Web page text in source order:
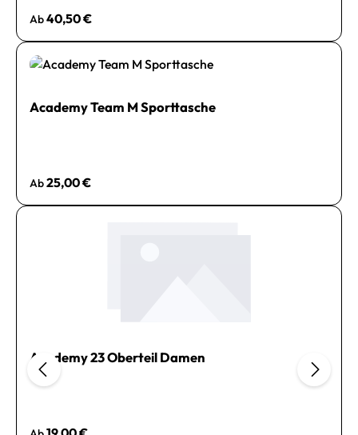
Regulärer Preis:
Ab40,50 €
Academy Team M Sporttasche
Regulärer Preis:
Ab25,00 €
Academy 23 Oberteil Damen
Regulärer Preis: